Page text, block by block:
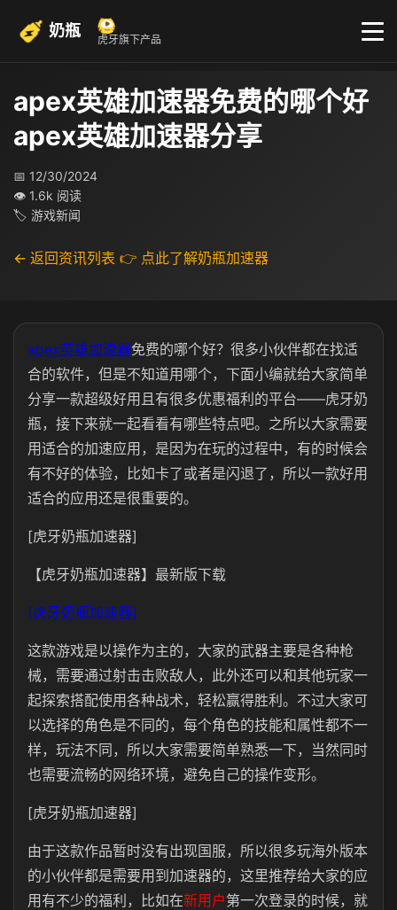
奶瓶 虎牙旗下产品
apex英雄加速器免费的哪个好
apex英雄加速器分享
📅 12/30/2024
👁 1.6k 阅读
🏷 游戏新闻
← 返回资讯列表 👉 点此了解奶瓶加速器
apex英雄加速器免费的哪个好？很多小伙伴都在找适
合的软件，但是不知道用哪个，下面小编就给大家简单
分享一款超级好用且有很多优惠福利的平台——虎牙奶
瓶，接下来就一起看看有哪些特点吧。之所以大家需要
用适合的加速应用，是因为在玩的过程中，有的时候会
有不好的体验，比如卡了或者是闪退了，所以一款好用
适合的应用还是很重要的。
[虎牙奶瓶加速器]
【虎牙奶瓶加速器】最新版下载
[虎牙奶瓶加速器]
这款游戏是以操作为主的，大家的武器主要是各种枪
械，需要通过射击击败敌人，此外还可以和其他玩家一
起探索搭配使用各种战术，轻松赢得胜利。不过大家可
以选择的角色是不同的，每个角色的技能和属性都不一
样，玩法不同，所以大家需要简单熟悉一下，当然同时
也需要流畅的网络环境，避免自己的操作变形。
[虎牙奶瓶加速器]
由于这款作品暂时没有出现国服，所以很多玩海外版本
的小伙伴都是需要用到加速器的，这里推荐给大家的应
用有不少的福利，比如在新用户第一次登录的时候，就